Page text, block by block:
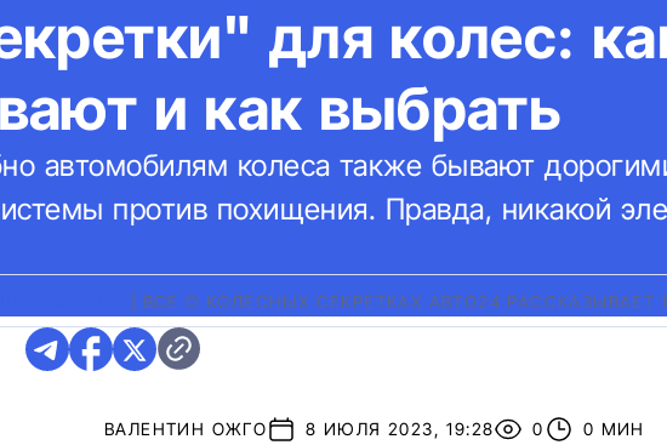
для колес:
и как выбрать
автомобилям колеса также бывают
против похищения. Правда, никакой
ВСЕ О КОЛЕСНЫХ СЕКРЕТКАХ АВТО24 РАССКАЗЫВАЕТ
ВАЛЕНТИН ОЖГО 8 ИЮЛЯ 2023, 19:28 0 0 МИН